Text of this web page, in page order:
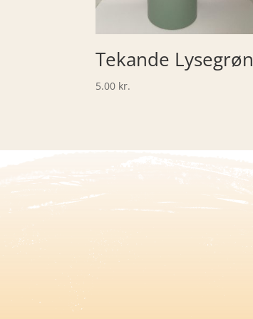
Tekande Lysegrøn
5.00 kr.